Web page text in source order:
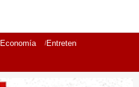
Economía Entretenimiento